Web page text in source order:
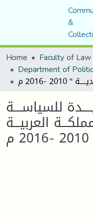
&
Home
للسياســــة
العربيـــة